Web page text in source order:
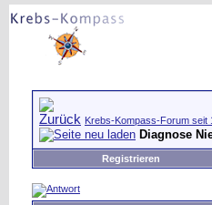
Krebs-Kompass-Forum seit
Diagnose
Registrieren